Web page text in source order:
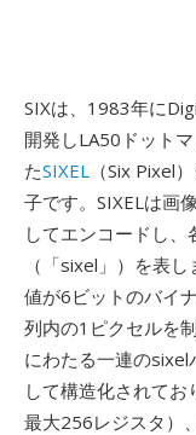
SIXは、1983年に
開発しLA50ドット
たSIXEL （Six Pixel
子です。SIXELは画
してエンコードし
（「sixel」）を表
値が6ビットのバイ
列内の1ピクセルを
にわたる一連のsixel
して構造化されてお
最大256レジスタ）